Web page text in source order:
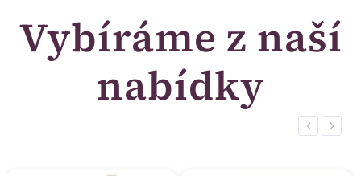
Vybíráme z naší
nabídky
Previous
Next